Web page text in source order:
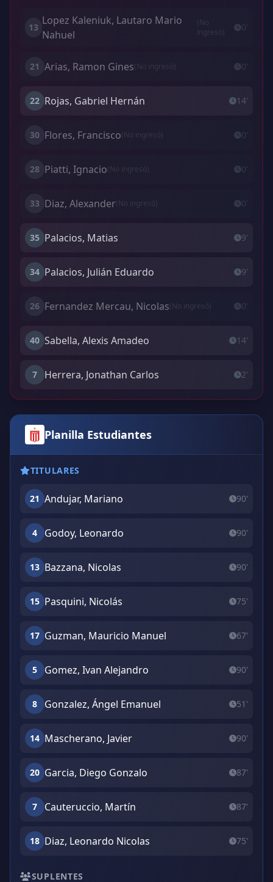
13
Lopez Kaleniuk, Lautaro Mario
Nahuel
(No
ingresó)
0'
21 Arias, Ramon Gines(No ingresó) 0'
22 Rojas, Gabriel Hernán 14'
30 Flores, Francisco(No ingresó) 0'
28 Piatti, Ignacio(No ingresó) 0'
33 Diaz, Alexander(No ingresó) 0'
35 Palacios, Matias 9'
34 Palacios, Julián Eduardo 9'
26 Fernandez Mercau, Nicolas(No ingresó) 0'
40 Sabella, Alexis Amadeo 14'
7 Herrera, Jonathan Carlos 2'
Planilla Estudiantes
TITULARES
21 Andujar, Mariano 90'
4 Godoy, Leonardo 90'
13 Bazzana, Nicolas 90'
15 Pasquini, Nicolás 75'
17 Guzman, Mauricio Manuel 67'
5 Gomez, Ivan Alejandro 90'
8 Gonzalez, Ángel Emanuel 51'
14 Mascherano, Javier 90'
20 Garcia, Diego Gonzalo 87'
7 Cauteruccio, Martín 87'
18 Diaz, Leonardo Nicolas 75'
SUPLENTES